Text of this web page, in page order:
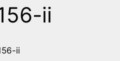
ii
ii